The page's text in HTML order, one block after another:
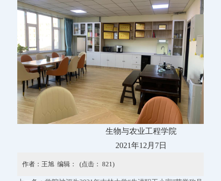
生物与农业工程学院
2021年12月7日
作者：王旭 编辑： (点击： 821)